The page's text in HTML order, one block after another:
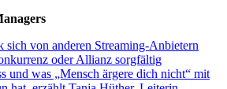
von anderen Streaming-Anbietern
oder Allianz sorgfältig
und was „Mensch ärgere dich nicht“ mit